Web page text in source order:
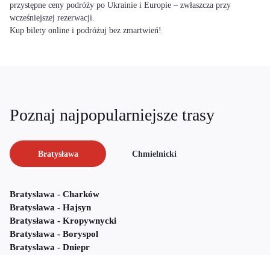
przystępne ceny podróży po Ukrainie i Europie – zwłaszcza przy
wcześniejszej rezerwacji.
Kup bilety online i podróżuj bez zmartwień!
Poznaj najpopularniejsze trasy
Bratysława Chmielnicki
Bratysława - Charków
Bratysława - Hajsyn
Bratysława - Kropywnycki
Bratysława - Boryspol
Bratysława - Dniepr